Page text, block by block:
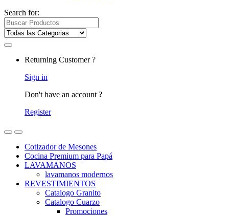
Search for:
Returning Customer ?
Sign in
Don't have an account ?
Register
Cotizador de Mesones
Cocina Premium para Papá
LAVAMANOS
lavamanos modernos
REVESTIMIENTOS
Catalogo Granito
Catalogo Cuarzo
Promociones